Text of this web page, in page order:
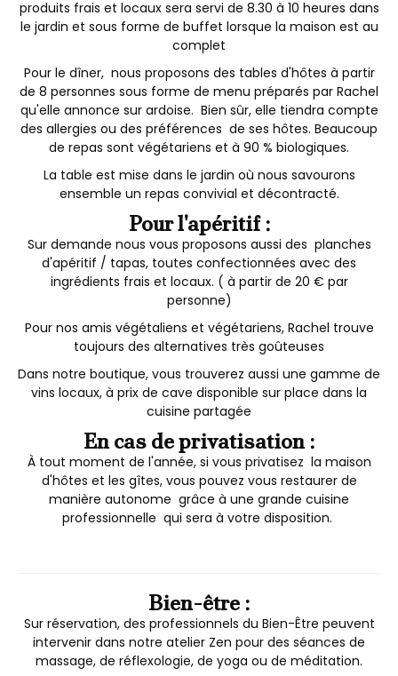
produits frais et locaux sera servi de 8.30 à 10 heures dans
le jardin et sous forme de buffet lorsque la maison est au
complet
Pour le dîner, nous proposons des tables d'hôtes à partir
de 8 personnes sous forme de menu préparés par Rachel
qu'elle annonce sur ardoise. Bien sûr, elle tiendra compte
des allergies ou des préférences de ses hôtes. Beaucoup
de repas sont végétariens et à 90 % biologiques.
La table est mise dans le jardin où nous savourons
ensemble un repas convivial et décontracté.
Pour l'apéritif :
Sur demande nous vous proposons aussi des planches
d'apéritif / tapas, toutes confectionnées avec des
ingrédients frais et locaux. ( à partir de 20 € par
personne)
Pour nos amis végétaliens et végétariens, Rachel trouve
toujours des alternatives très goûteuses
Dans notre boutique, vous trouverez aussi une gamme de
vins locaux, à prix de cave disponible sur place dans la
cuisine partagée
En cas de privatisation :
À tout moment de l'année, si vous privatisez la maison
d'hôtes et les gîtes, vous pouvez vous restaurer de
manière autonome grâce à une grande cuisine
professionnelle qui sera à votre disposition.
Bien-être :
Sur réservation, des professionnels du Bien-Être peuvent
intervenir dans notre atelier Zen pour des séances de
massage, de réflexologie, de yoga ou de méditation.